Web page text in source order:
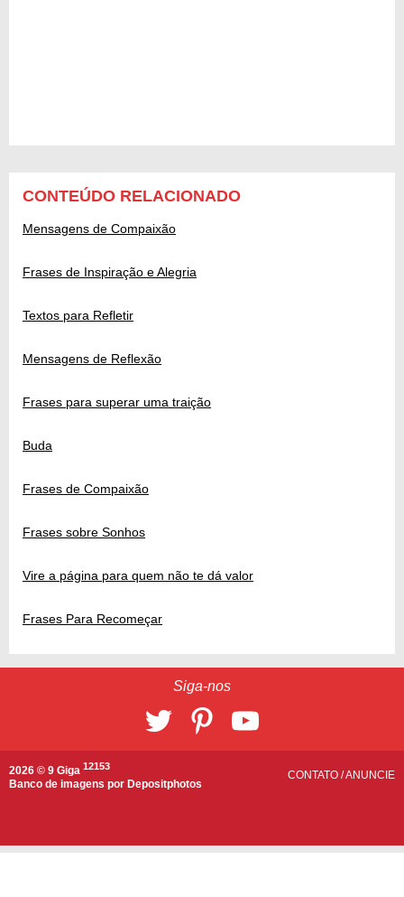
CONTEÚDO RELACIONADO
Mensagens de Compaixão
Frases de Inspiração e Alegria
Textos para Refletir
Mensagens de Reflexão
Frases para superar uma traição
Buda
Frases de Compaixão
Frases sobre Sonhos
Vire a página para quem não te dá valor
Frases Para Recomeçar
Siga-nos
2026 © 9 Giga 12153
Banco de imagens por Depositphotos
CONTATO /ANUNCIE